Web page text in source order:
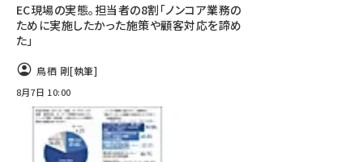
EC現場の実態。担当者の8割「ノンコア業務の
ために実施したかった施策や顧客対応を諦め
た」
鳥栖 剛[執筆]
8月7日 10:00